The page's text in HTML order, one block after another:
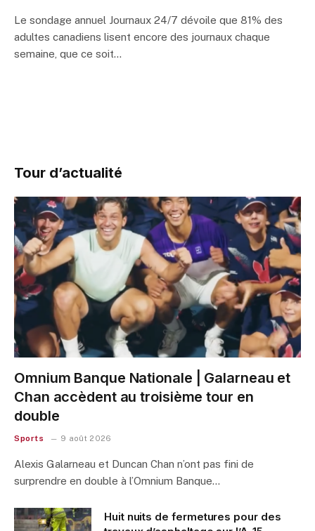
Le sondage annuel Journaux 24/7 dévoile que 81% des
adultes canadiens lisent encore des journaux chaque
semaine, que ce soit…
Tour d’actualité
Omnium Banque Nationale | Galarneau et
Chan accèdent au troisième tour en
double
Sports 9 août 2026
Alexis Galarneau et Duncan Chan n’ont pas fini de
surprendre en double à l’Omnium Banque…
Huit nuits de fermetures pour des